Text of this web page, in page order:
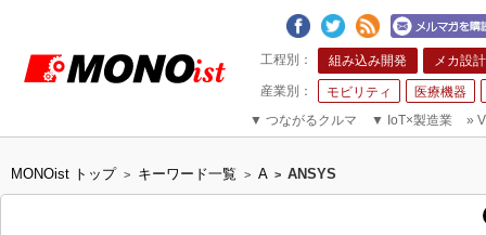
組み込み開発 メカ設計
モビリティ
医療機器
▼ つながるクルマ ▼ IoT×製造業 »
MONOist トップ > キーワード一覧 > A > ANSYS